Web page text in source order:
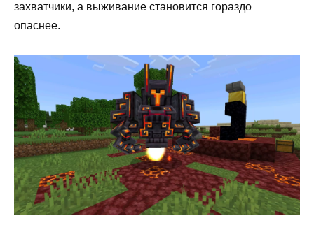
захватчики, а выживание становится гораздо
опаснее.